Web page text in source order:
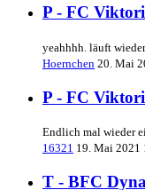
P - FC
yeahhhh. läuft
Hoernchen 20. Mai
P - FC
Endlich mal wieder
16321 19. Mai 2021
T - BFC